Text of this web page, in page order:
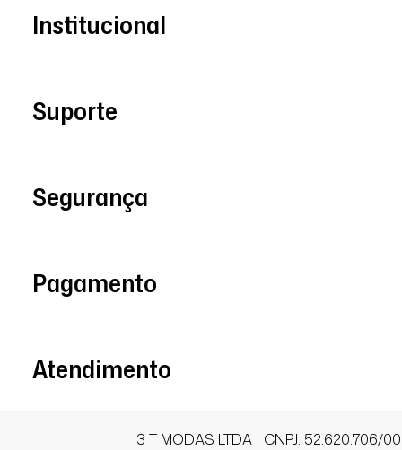
Institucional
Suporte
Segurança
Pagamento
Atendimento
3 T MODAS LTDA | CNPJ: 52.620.706/